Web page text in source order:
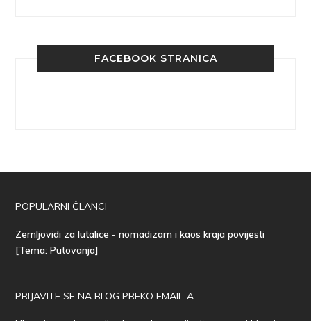
FACEBOOK STRANICA
POPULARNI ČLANCI
Zemljovidi za lutalice - nomadizam i kaos kraja povijesti
[Tema: Putovanja]
PRIJAVITE SE NA BLOG PREKO EMAIL-A